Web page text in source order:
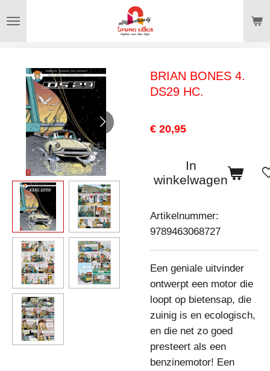
direct
hoofdinhoud
BRIAN BONES 4.
DS29 HC.
€ 20,95
In
winkelwagen
Artikelnummer:
9789463068727
Een geniale uitvinder
ontwerpt een motor die
loopt op bietensap, die
zuinig is en ecologisch,
en die net zo goed
presteert als een
benzinemotor! Een